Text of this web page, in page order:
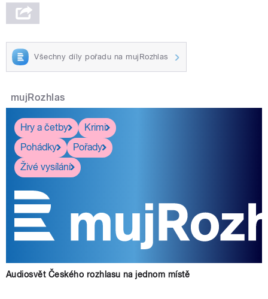
Všechny díly pořadu na mujRozhlas
mujRozhlas
Hry a četby
Krimi
Pohádky
Pořady
Živé vysílání
Audiosvět Českého rozhlasu na jednom místě